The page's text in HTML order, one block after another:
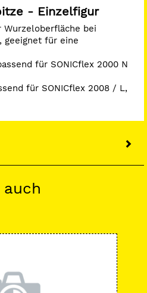
- Einzelfigur
Wurzeloberfläche bei
geeignet für eine
für SONICflex 2000 N
für SONICflex 2008 / L,